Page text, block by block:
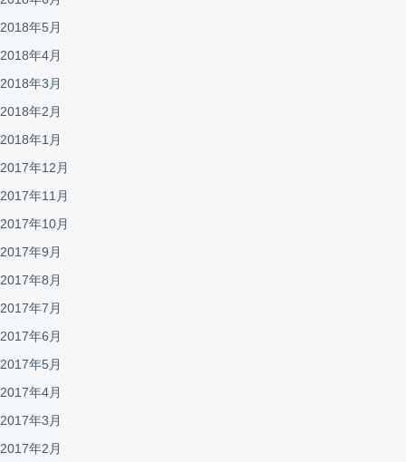
2018年5月
2018年4月
2018年3月
2018年2月
2018年1月
2017年12月
2017年11月
2017年10月
2017年9月
2017年8月
2017年7月
2017年6月
2017年5月
2017年4月
2017年3月
2017年2月